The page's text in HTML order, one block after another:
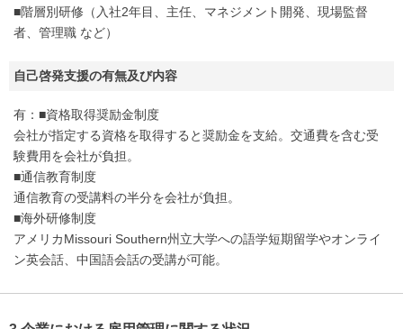
■階層別研修（入社2年目、主任、マネジメント開発、現場監督
者、管理職 など）
自己啓発支援の有無及び内容
有：■資格取得奨励金制度
会社が指定する資格を取得すると奨励金を支給。交通費を含む受
験費用を会社が負担。
■通信教育制度
通信教育の受講料の半分を会社が負担。
■海外研修制度
アメリカMissouri Southern州立大学への語学短期留学やオンライ
ン英会話、中国語会話の受講が可能。